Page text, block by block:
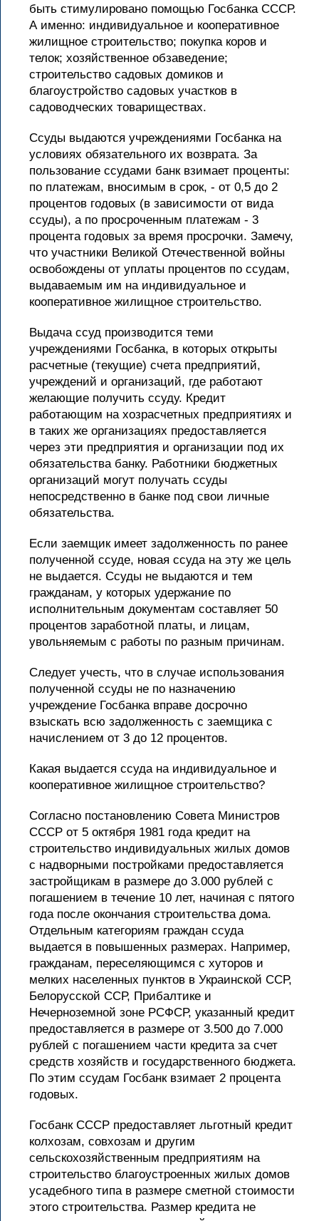
быть стимулировано помощью Госбанка СССР.
А именно: индивидуальное и кооперативное
жилищное строительство; покупка коров и
телок; хозяйственное обзаведение;
строительство садовых домиков и
благоустройство садовых участков в
садоводческих товариществах.
Ссуды выдаются учреждениями Госбанка на
условиях обязательного их возврата. За
пользование ссудами банк взимает проценты:
по платежам, вносимым в срок, - от 0,5 до 2
процентов годовых (в зависимости от вида
ссуды), а по просроченным платежам - 3
процента годовых за время просрочки. Замечу,
что участники Великой Отечественной войны
освобождены от уплаты процентов по ссудам,
выдаваемым им на индивидуальное и
кооперативное жилищное строительство.
Выдача ссуд производится теми
учреждениями Госбанка, в которых открыты
расчетные (текущие) счета предприятий,
учреждений и организаций, где работают
желающие получить ссуду. Кредит
работающим на хозрасчетных предприятиях и
в таких же организациях предоставляется
через эти предприятия и организации под их
обязательства банку. Работники бюджетных
организаций могут получать ссуды
непосредственно в банке под свои личные
обязательства.
Если заемщик имеет задолженность по ранее
полученной ссуде, новая ссуда на эту же цель
не выдается. Ссуды не выдаются и тем
гражданам, у которых удержание по
исполнительным документам составляет 50
процентов заработной платы, и лицам,
увольняемым с работы по разным причинам.
Следует учесть, что в случае использования
полученной ссуды не по назначению
учреждение Госбанка вправе досрочно
взыскать всю задолженность с заемщика с
начислением от 3 до 12 процентов.
Какая выдается ссуда на индивидуальное и
кооперативное жилищное строительство?
Согласно постановлению Совета Министров
СССР от 5 октября 1981 года кредит на
строительство индивидуальных жилых домов
с надворными постройками предоставляется
застройщикам в размере до 3.000 рублей с
погашением в течение 10 лет, начиная с пятого
года после окончания строительства дома.
Отдельным категориям граждан ссуда
выдается в повышенных размерах. Например,
гражданам, переселяющимся с хуторов и
мелких населенных пунктов в Украинской ССР,
Белорусской ССР, Прибалтике и
Нечерноземной зоне РСФСР, указанный кредит
предоставляется в размере от 3.500 до 7.000
рублей с погашением части кредита за счет
средств хозяйств и государственного бюджета.
По этим ссудам Госбанк взимает 2 процента
годовых.
Госбанк СССР предоставляет льготный кредит
колхозам, совхозам и другим
сельскохозяйственным предприятиям на
строительство благоустроенных жилых домов
усадебного типа в размере сметной стоимости
этого строительства. Размер кредита не